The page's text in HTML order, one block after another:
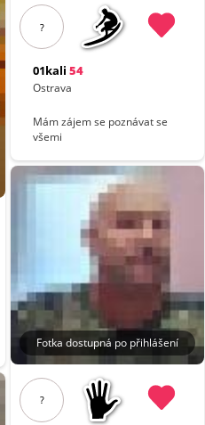
?
01kali 54
Ostrava
Mám zájem se poznávat se
všemi
Fotka dostupná po přihlášení
?